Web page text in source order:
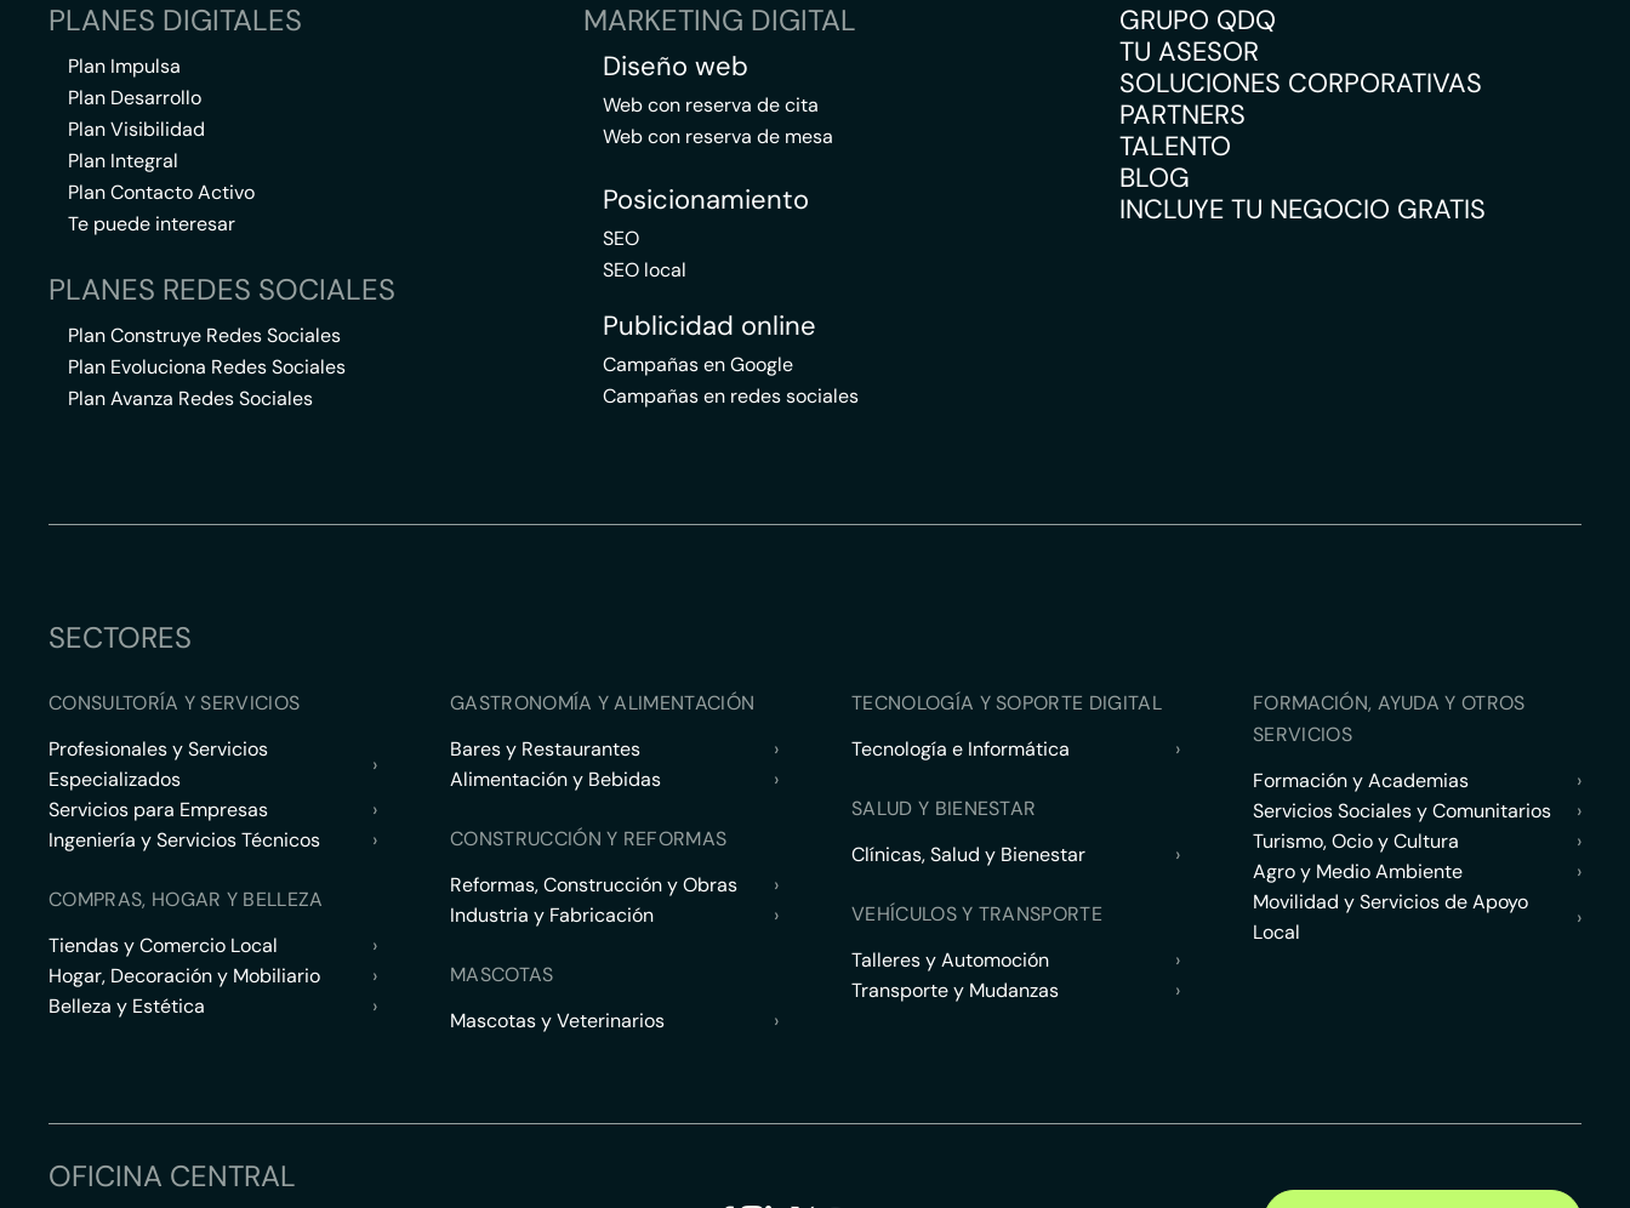
PLANES DIGITALES
Plan Impulsa
Plan Desarrollo
Plan Visibilidad
Plan Integral
Plan Contacto Activo
Te puede interesar
PLANES REDES SOCIALES
Plan Construye Redes Sociales
Plan Evoluciona Redes Sociales
Plan Avanza Redes Sociales
MARKETING DIGITAL
Diseño web
Web con reserva de cita
Web con reserva de mesa
Posicionamiento
SEO
SEO local
Publicidad online
Campañas en Google
Campañas en redes sociales
GRUPO QDQ
TU ASESOR
SOLUCIONES CORPORATIVAS
PARTNERS
TALENTO
BLOG
INCLUYE TU NEGOCIO GRATIS
SECTORES
CONSULTORÍA Y SERVICIOS
Profesionales y Servicios
Especializados
›
Servicios para Empresas
›
Ingeniería y Servicios Técnicos
›
COMPRAS, HOGAR Y BELLEZA
Tiendas y Comercio Local
›
Hogar, Decoración y Mobiliario
›
Belleza y Estética
›
GASTRONOMÍA Y ALIMENTACIÓN
Bares y Restaurantes
›
Alimentación y Bebidas
›
CONSTRUCCIÓN Y REFORMAS
Reformas, Construcción y Obras
›
Industria y Fabricación
›
MASCOTAS
Mascotas y Veterinarios
›
TECNOLOGÍA Y SOPORTE DIGITAL
Tecnología e Informática
›
SALUD Y BIENESTAR
Clínicas, Salud y Bienestar
›
VEHÍCULOS Y TRANSPORTE
Talleres y Automoción
›
Transporte y Mudanzas
›
FORMACIÓN, AYUDA Y OTROS
SERVICIOS
Formación y Academias
›
Servicios Sociales y Comunitarios
›
Turismo, Ocio y Cultura
›
Agro y Medio Ambiente
›
Movilidad y Servicios de Apoyo
Local
›
OFICINA CENTRAL